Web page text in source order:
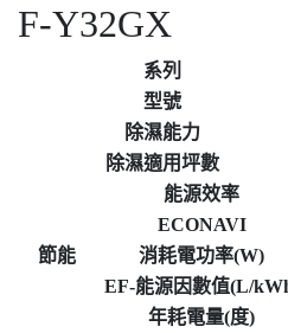
F-Y32GX
系列
型號
除濕能力
除濕適用坪數
節能
能源效率
ECONAVI
消耗電功率(W)
EF-能源因數值(L/
年耗電量(度)